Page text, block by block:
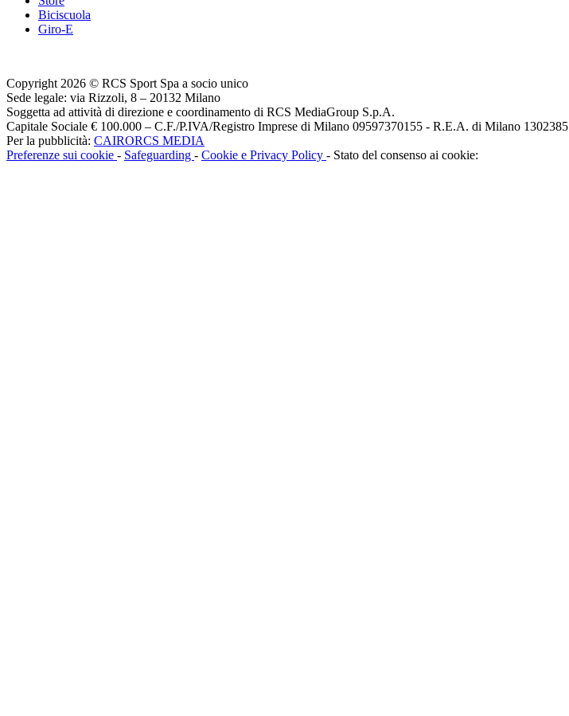
Biciscuola
Giro-E
Copyright 2026 © RCS Sport Spa a socio unico
Sede legale: via Rizzoli, 8 – 20132 Milano
Soggetta ad attività di direzione e coordinamento di RCS MediaGroup S.p.A.
Capitale Sociale € 100.000 – C.F./P.IVA/Registro Imprese di Milano 09597370155 - R.E.A. di Milano 1302385
Per la pubblicità: CAIRORCS MEDIA
Preferenze sui cookie - Safeguarding - Cookie e Privacy Policy - Stato del consenso ai cookie: